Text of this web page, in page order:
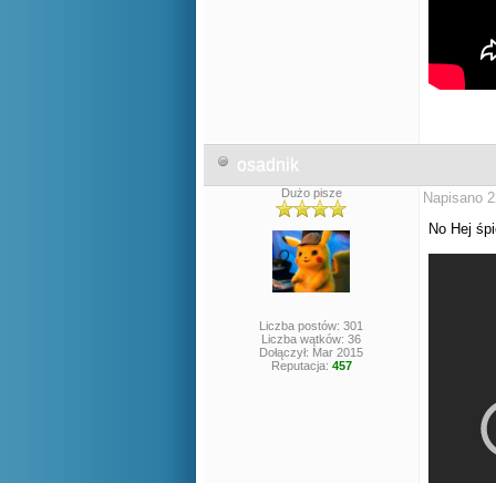
osadnik
Dużo pisze
Liczba postów: 301
Liczba wątków: 36
Dołączył: Mar 2015
Reputacja: 457
Napisano
No Hej